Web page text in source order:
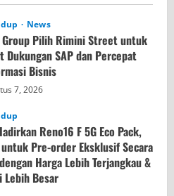
News
Group Pilih Rimini Street untuk
Dukungan SAP dan Percepat
Bisnis
7, 2026
Reno16 F 5G Eco Pack,
Pre-order Eksklusif Secara
Harga Lebih Terjangkau &
Lebih Besar